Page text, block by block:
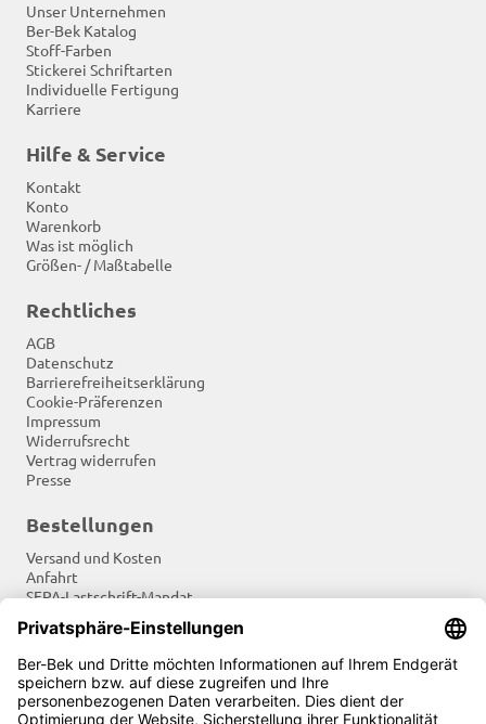
Unser Unternehmen
Ber-Bek Katalog
Stoff-Farben
Stickerei Schriftarten
Individuelle Fertigung
Karriere
Hilfe & Service
Kontakt
Konto
Warenkorb
Was ist möglich
Größen- / Maßtabelle
Rechtliches
AGB
Datenschutz
Barrierefreiheitserklärung
Cookie-Präferenzen
Impressum
Widerrufsrecht
Vertrag widerrufen
Presse
Bestellungen
Versand und Kosten
Anfahrt
SEPA-Lastschrift-Mandat
Newsletter
Soziale Netzwerke